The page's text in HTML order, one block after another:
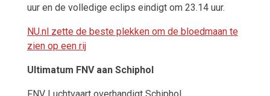
uur en de volledige eclips eindigt om 23.14 uur.
NU.nl zette de beste plekken om de bloedmaan te
zien op een rij
Ultimatum FNV aan Schiphol